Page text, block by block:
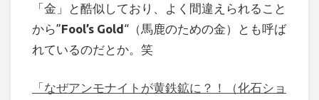
「金」と酷似しており、よく間違えられること
から”Fool’s Gold“（馬鹿のための金）とも呼ば
れているのだとか。笑
「なぜアンモナイトが黄鉄鉱に？！（化石ショ